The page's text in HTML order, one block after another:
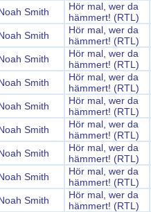
Smith
Hör mal, wer da
hämmert! (RTL)
Smith
Hör mal, wer da
hämmert! (RTL)
Smith
Hör mal, wer da
hämmert! (RTL)
Smith
Hör mal, wer da
hämmert! (RTL)
Smith
Hör mal, wer da
hämmert! (RTL)
Smith
Hör mal, wer da
hämmert! (RTL)
Smith
Hör mal, wer da
hämmert! (RTL)
Smith
Hör mal, wer da
hämmert! (RTL)
Smith
Hör mal, wer da
hämmert! (RTL)